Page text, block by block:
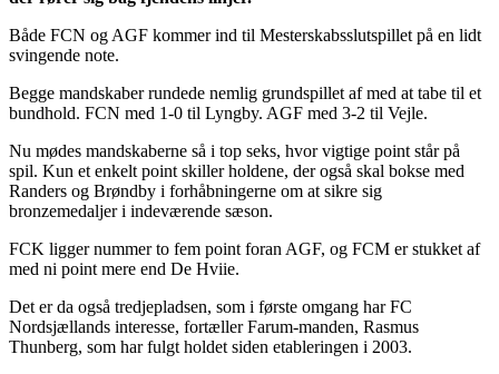
Både FCN og AGF kommer ind til Mesterskabsslutspillet på en lidt
svingende note.
Begge mandskaber rundede nemlig grundspillet af med at tabe til et
bundhold. FCN med 1-0 til Lyngby. AGF med 3-2 til Vejle.
Nu mødes mandskaberne så i top seks, hvor vigtige point står på
spil. Kun et enkelt point skiller holdene, der også skal bokse med
Randers og Brøndby i forhåbningerne om at sikre sig
bronzemedaljer i indeværende sæson.
FCK ligger nummer to fem point foran AGF, og FCM er stukket af
med ni point mere end De Hviie.
Det er da også tredjepladsen, som i første omgang har FC
Nordsjællands interesse, fortæller Farum-manden, Rasmus
Thunberg, som har fulgt holdet siden etableringen i 2003.